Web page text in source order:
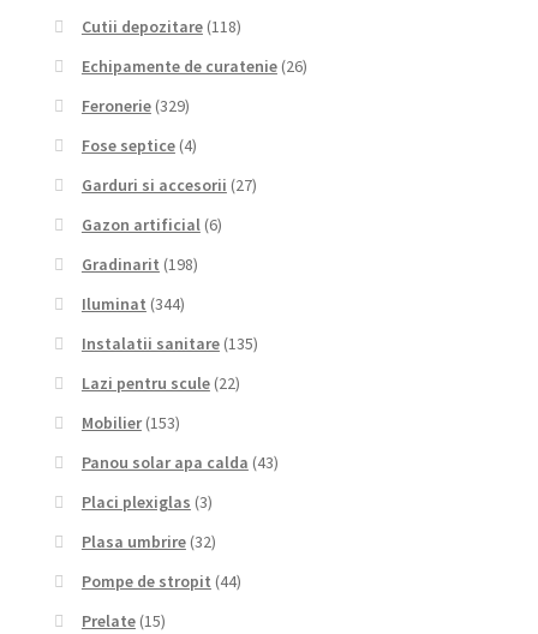
Cutii depozitare (118)
Echipamente de curatenie (26)
Feronerie (329)
Fose septice (4)
Garduri si accesorii (27)
Gazon artificial (6)
Gradinarit (198)
Iluminat (344)
Instalatii sanitare (135)
Lazi pentru scule (22)
Mobilier (153)
Panou solar apa calda (43)
Placi plexiglas (3)
Plasa umbrire (32)
Pompe de stropit (44)
Prelate (15)